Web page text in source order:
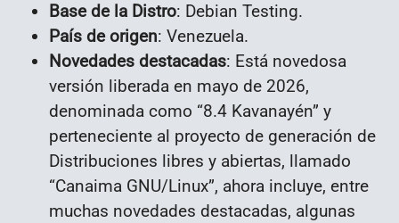
Base de la Distro: Debian Testing.
País de origen: Venezuela.
Novedades destacadas: Está novedosa
versión liberada en mayo de 2026,
denominada como “8.4 Kavanayén” y
perteneciente al proyecto de generación de
Distribuciones libres y abiertas, llamado
“Canaima GNU/Linux”, ahora incluye, entre
muchas novedades destacadas, algunas